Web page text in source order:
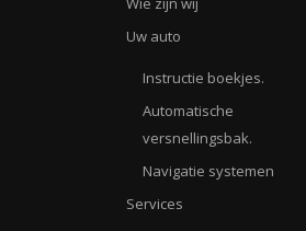
Uw auto
Instructie boekjes.
Automatische
versnellingsbak.
Navigatie systemen
Services